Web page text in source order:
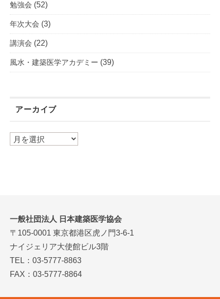
勉強会 (52)
年次大会 (3)
講演会 (22)
風水・建築医学アカデミー (39)
アーカイブ
ア
一般社団法人 日本建築医学協会
〒105-0001 東京都港区虎ノ門3-6-1
ナイジェリア大使館ビル3階
TEL：03-5777-8863
FAX：03-5777-8864